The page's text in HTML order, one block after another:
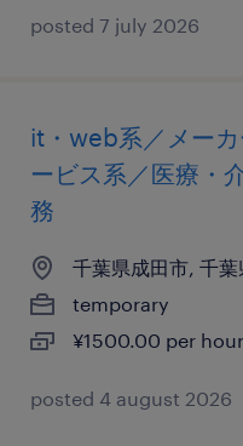
posted 7 july 2026
it・web系／メー
ービス系／医療・
務
千葉県成田市, 千葉
temporary
¥1500.00 per hour
posted 4 august 2026